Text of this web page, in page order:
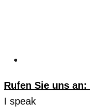
Rufen Sie uns an:
I speak